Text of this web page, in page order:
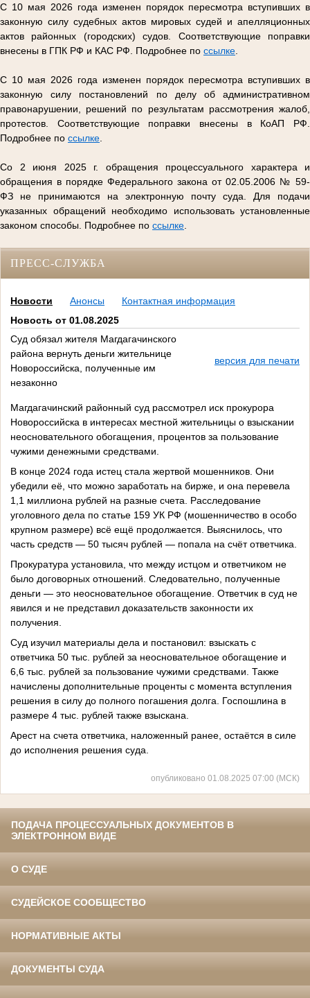
С 10 мая 2026 года изменен порядок пересмотра вступивших в
законную силу судебных актов мировых судей и апелляционных
актов районных (городских) судов. Соответствующие поправки
внесены в ГПК РФ и КАС РФ. Подробнее по ссылке
С 10 мая 2026 года изменен порядок пересмотра вступивших в
законную силу постановлений по делу об административном
правонарушении, решений по результатам рассмотрения жалоб,
протестов. Соответствующие поправки внесены в КоАП РФ.
Подробнее по ссылке
Со 2 июня 2025 г. обращения процессуального характера и
обращения в порядке Федерального закона от 02.05.2006 № 59-
ФЗ не принимаются на электронную почту суда. Для подачи
указанных обращений необходимо использовать установленные
законом способы. Подробнее по ссылке
ПРЕСС-СЛУЖБА
Новости Анонсы
Контактная информация
Новость от 01.08.2025
Суд обязал жителя Магдагачинского
района вернуть деньги жительнице
Новороссийска, полученные им
незаконно
версия для печати
Магдагачинский районный суд рассмотрел иск прокурора
Новороссийска в интересах местной жительницы о взыскании
неосновательного обогащения, процентов за пользование
чужими денежными средствами.
В конце 2024 года истец стала жертвой мошенников. Они
убедили её, что можно заработать на бирже, и она перевела
1,1 миллиона рублей на разные счета. Расследование
уголовного дела по статье 159 УК РФ (мошенничество в особо
крупном размере) всё ещё продолжается. Выяснилось, что
часть средств — 50 тысяч рублей — попала на счёт ответчика.
Прокуратура установила, что между истцом и ответчиком не
было договорных отношений. Следовательно, полученные
деньги — это неосновательное обогащение. Ответчик в суд не
явился и не представил доказательств законности их
получения.
Суд изучил материалы дела и постановил: взыскать с
ответчика 50 тыс. рублей за неосновательное обогащение и
6,6 тыс. рублей за пользование чужими средствами. Также
начислены дополнительные проценты с момента вступления
решения в силу до полного погашения долга. Госпошлина в
размере 4 тыс. рублей также взыскана.
Арест на счета ответчика, наложенный ранее, остаётся в силе
до исполнения решения суда.
опубликовано 01.08.2025 07:00 (МСК)
ПОДАЧА ПРОЦЕССУАЛЬНЫХ ДОКУМЕНТОВ В
ЭЛЕКТРОННОМ ВИДЕ
О СУДЕ
СУДЕЙСКОЕ СООБЩЕСТВО
НОРМАТИВНЫЕ АКТЫ
ДОКУМЕНТЫ СУДА